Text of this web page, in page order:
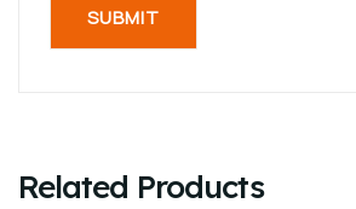
Related Products